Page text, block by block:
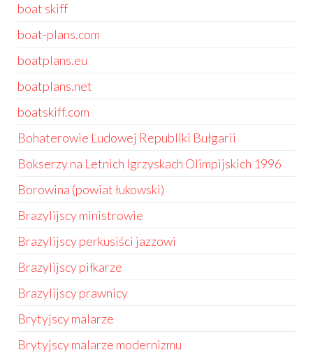
boat skiff
boat-plans.com
boatplans.eu
boatplans.net
boatskiff.com
Bohaterowie Ludowej Republiki Bułgarii
Bokserzy na Letnich Igrzyskach Olimpijskich 1996
Borowina (powiat łukowski)
Brazylijscy ministrowie
Brazylijscy perkusiści jazzowi
Brazylijscy piłkarze
Brazylijscy prawnicy
Brytyjscy malarze
Brytyjscy malarze modernizmu